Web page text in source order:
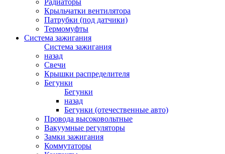
Радиаторы
Крыльчатки вентилятора
Патрубки (под датчики)
Термомуфты
Система зажигания
Система зажигания
назад
Свечи
Крышки распределителя
Бегунки
Бегунки
назад
Бегунки (отечественные авто)
Провода высоковольтные
Вакуумные регуляторы
Замки зажигания
Коммутаторы